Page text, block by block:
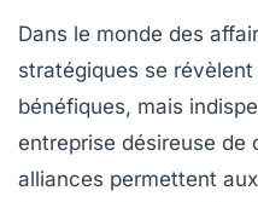
Dans le monde des
stratégiques se
bénéfiques, mais
entreprise désireuse de
alliances permettent